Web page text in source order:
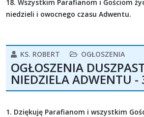
18. Wszystkim Parafianom i Gościom
niedzieli i owocnego czasu Adwentu.
KS. ROBERT OGŁOSZENIA
OGŁOSZENIA
NIEDZIELA ADWENTU
1. Dziękuję Parafianom i wszystkim